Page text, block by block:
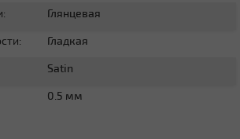
Глянцевая
Гладкая
Satin
0.5 мм